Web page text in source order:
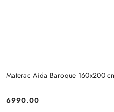
Materac Aida Baroque 160x200
Cena:
6990.00